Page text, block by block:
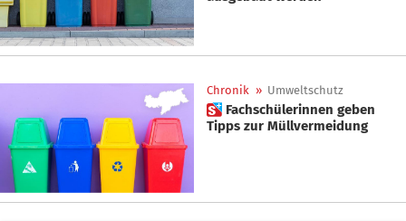
Chronik » Umweltschutz
 Fachschülerinnen geben
Tipps zur Müllvermeidung